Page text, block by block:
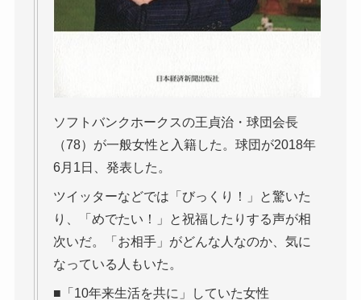
ソフトバンクホークスの王貞治・球団会長
（78）が一般女性と入籍した。球団が2018年
6月1日、発表した。
ツイッターなどでは「びっくり！」と驚いた
り、「めでたい！」と祝福したりする声が相
次いだ。「お相手」がどんな人なのか、気に
なっている人もいた。
■「10年来生活を共に」していた女性